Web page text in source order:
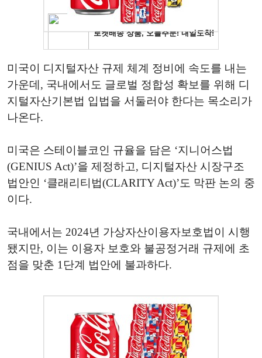
미국이 디지털자산 규제 체계 정비에 속도를 내는
가운데, 국내에서도 글로벌 정합성 확보를 위해 디
지털자산기본법 입법을 서둘러야 한다는 목소리가
나온다.
미국은 스테이블코인 규율을 담은 ‘지니어스법
(GENIUS Act)’을 제정하고, 디지털자산 시장구조
법안인 ‘클래리티법(CLARITY Act)’도 막판 논의 중
이다.
국내에서는 2024년 가상자산이용자보호법이 시행
됐지만, 이는 이용자 보호와 불공정거래 규제에 초
점을 맞춘 1단계 법안에 불과하다.